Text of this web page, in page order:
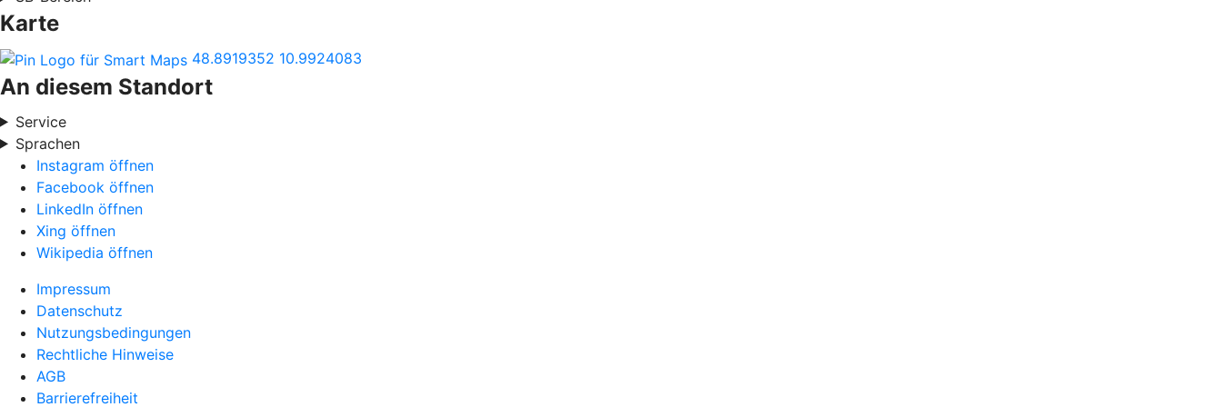
Karte
48.8919352 10.9924083
An diesem Standort
Service
Sprachen
Instagram öffnen
Facebook öffnen
LinkedIn öffnen
Xing öffnen
Wikipedia öffnen
Impressum
Datenschutz
Nutzungsbedingungen
Rechtliche Hinweise
AGB
Barrierefreiheit